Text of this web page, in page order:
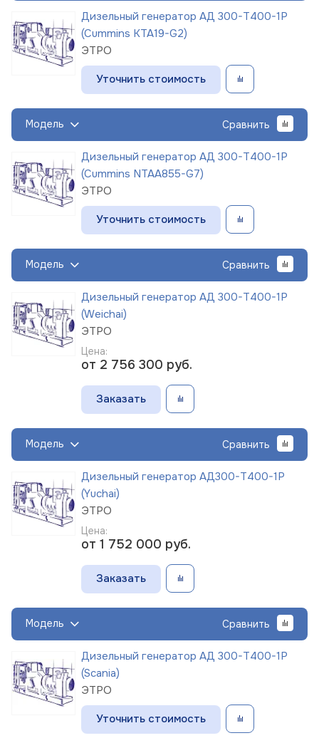
Дизельный генератор АД 300-Т400-1Р
(Cummins KTA19-G2)
ЭТРО
Уточнить стоимость
Модель Сравнить
Дизельный генератор АД 300-Т400-1Р
(Cummins NTAA855-G7)
ЭТРО
Уточнить стоимость
Модель Сравнить
Дизельный генератор АД 300-Т400-1Р
(Weichai)
ЭТРО
Цена:
от 2 756 300 руб.
Заказать
Модель Сравнить
Дизельный генератор АД300-Т400-1Р
(Yuchai)
ЭТРО
Цена:
от 1 752 000 руб.
Заказать
Модель Сравнить
Дизельный генератор АД 300-Т400-1Р
(Scania)
ЭТРО
Уточнить стоимость